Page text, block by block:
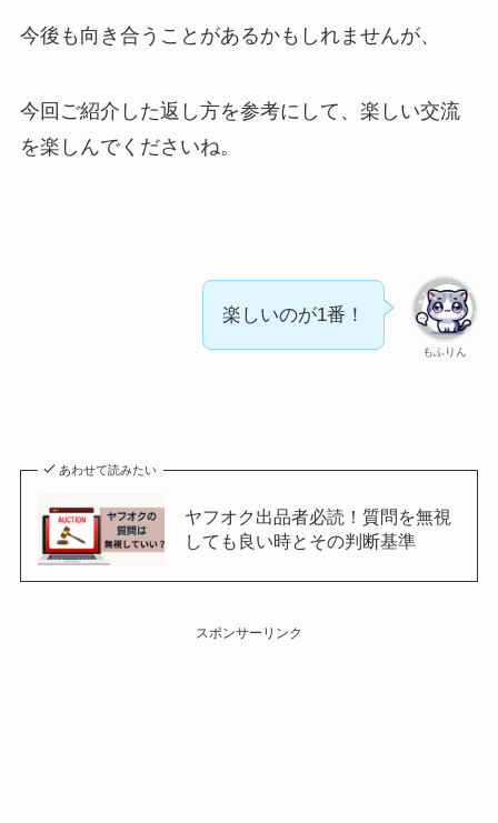
今後も向き合うことがあるかもしれませんが、
今回ご紹介した返し方を参考にして、楽しい交流
を楽しんでくださいね。
もふりん
楽しいのが1番！
あわせて読みたい
ヤフオク出品者必読！質問を無視
しても良い時とその判断基準
スポンサーリンク